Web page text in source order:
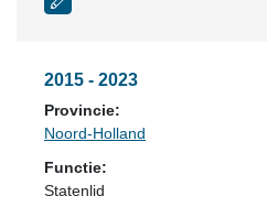
2015 - 2023
Provincie:
Noord-Holland
Functie:
Statenlid